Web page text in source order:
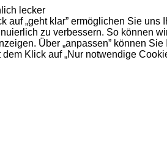
lecker
auf „geht klar” ermöglichen Sie
zu verbessern. So können
Über „anpassen” können
dem Klick auf „Nur notwendige